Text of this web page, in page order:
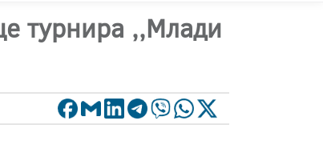
турнира ,,Млади